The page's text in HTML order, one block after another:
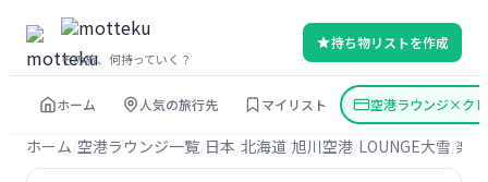
その旅、何持っていく？
持ち物リストを作成
ホーム 人気の旅行先 マイリスト 空港ラウンジ×ク
ホーム 空港ラウンジ一覧 日本 北海道 旭川空港 LOUNGE大雪 楽